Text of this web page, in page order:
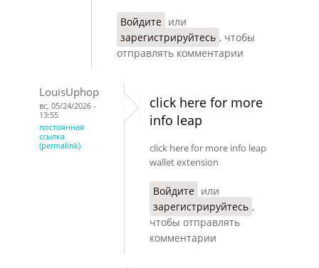
Войдите или
зарегистрируйтесь , чтобы
отправлять комментарии
LouisUphop
вс, 05/24/2026 -
13:55
постоянная
ссылка
(permalink)
click here for more
info leap
click here for more info leap
wallet extension
Войдите или
зарегистрируйтесь ,
чтобы отправлять
комментарии